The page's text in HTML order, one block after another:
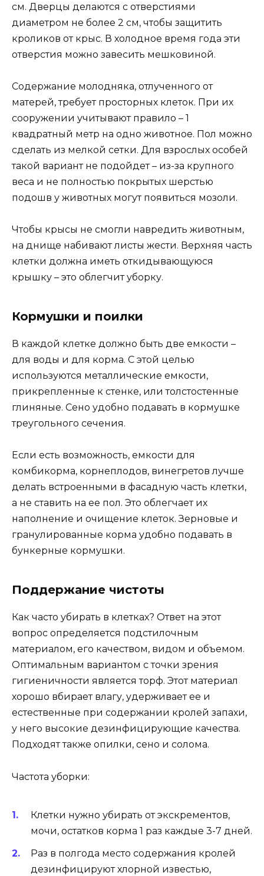
см. Дверцы делаются с отверстиями
диаметром не более 2 см, чтобы защитить
кроликов от крыс. В холодное время года эти
отверстия можно завесить мешковиной.
Содержание молодняка, отлученного от
матерей, требует просторных клеток. При их
сооружении учитывают правило – 1
квадратный метр на одно животное. Пол можно
сделать из мелкой сетки. Для взрослых особей
такой вариант не подойдет – из-за крупного
веса и не полностью покрытых шерстью
подошв у животных могут появиться мозоли.
Чтобы крысы не смогли навредить животным,
на днище набивают листы жести. Верхняя часть
клетки должна иметь откидывающуюся
крышку – это облегчит уборку.
Кормушки и поилки
В каждой клетке должно быть две емкости –
для воды и для корма. С этой целью
используются металлические емкости,
прикрепленные к стенке, или толстостенные
глиняные. Сено удобно подавать в кормушке
треугольного сечения.
Если есть возможность, емкости для
комбикорма, корнеплодов, винегретов лучше
делать встроенными в фасадную часть клетки,
а не ставить на ее пол. Это облегчает их
наполнение и очищение клеток. Зерновые и
гранулированные корма удобно подавать в
бункерные кормушки.
Поддержание чистоты
Как часто убирать в клетках? Ответ на этот
вопрос определяется подстилочным
материалом, его качеством, видом и объемом.
Оптимальным вариантом с точки зрения
гигиеничности является торф. Этот материал
хорошо вбирает влагу, удерживает ее и
естественные при содержании кролей запахи,
у него высокие дезинфицирующие качества.
Подходят также опилки, сено и солома.
Частота уборки:
Клетки нужно убирать от экскрементов,
мочи, остатков корма 1 раз каждые 3-7 дней.
Раз в полгода место содержания кролей
дезинфицируют хлорной известью,